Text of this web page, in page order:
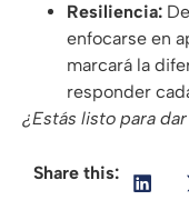
Resiliencia:
enfocarse en
marcará la
responder
¿Estás listo para
Share this: